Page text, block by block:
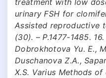
urinary FSH for
Assisted reproductive
(30). – P.1477-1485.
Dobrokhotovа Yu. E.,
Duschаnovа Z.А.,
X.S. Vаrius Methods